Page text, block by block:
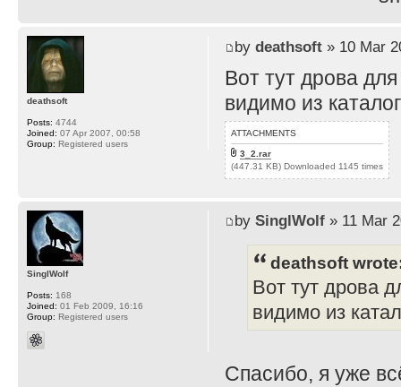
by deathsoft» 10 Mar
Вот тут дрова
видимо из
ATTACHMENTS
3_2.rar
(447.31 KB) Downloaded 1145 times
deathsoft
Posts: 4744
Joined: 07 Apr 2007, 00:58
Group: Registered users
by SinglWolf» 11 Mar
deathsoft
Вот тут дрова
видимо из
Спасибо, я уже
SinglWolf
Posts: 168
Joined: 01 Feb 2009, 16:16
Group: Registered users